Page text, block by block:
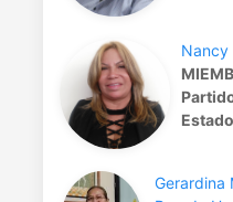
Nancy
Gerardina